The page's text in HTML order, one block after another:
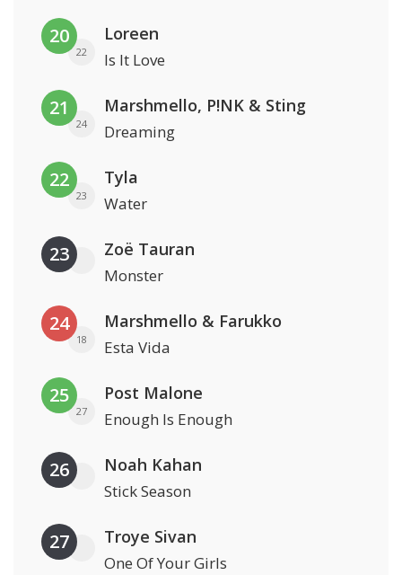
20
22
Loreen
Is It Love
21
24
Marshmello, P!NK & Sting
Dreaming
22
23
Tyla
Water
23 Zoë Tauran
Monster
24
18
Marshmello & Farukko
Esta Vida
25
27
Post Malone
Enough Is Enough
26 Noah Kahan
Stick Season
27 Troye Sivan
One Of Your Girls